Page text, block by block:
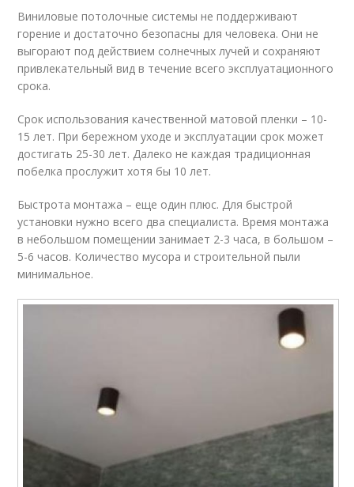
Виниловые потолочные системы не поддерживают
горение и достаточно безопасны для человека. Они не
выгорают под действием солнечных лучей и сохраняют
привлекательный вид в течение всего эксплуатационного
срока.
Срок использования качественной матовой пленки – 10-
15 лет. При бережном уходе и эксплуатации срок может
достигать 25-30 лет. Далеко не каждая традиционная
побелка прослужит хотя бы 10 лет.
Быстрота монтажа – еще один плюс. Для быстрой
установки нужно всего два специалиста. Время монтажа
в небольшом помещении занимает 2-3 часа, в большом –
5-6 часов. Количество мусора и строительной пыли
минимальное.